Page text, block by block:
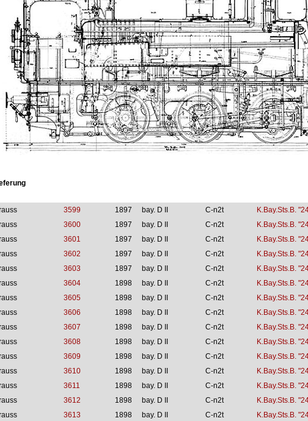
3599 1897 bay. D II C-n2t
K.Bay.Sts.B.
3600 1897 bay. D II C-n2t
K.Bay.Sts.B.
3601 1897 bay. D II C-n2t
K.Bay.Sts.B.
3602 1897 bay. D II C-n2t
K.Bay.Sts.B.
3603 1897 bay. D II C-n2t
K.Bay.Sts.B.
3604 1898 bay. D II C-n2t
K.Bay.Sts.B.
3605 1898 bay. D II C-n2t
K.Bay.Sts.B.
3606 1898 bay. D II C-n2t
K.Bay.Sts.B.
3607 1898 bay. D II C-n2t
K.Bay.Sts.B.
3608 1898 bay. D II C-n2t
K.Bay.Sts.B.
3609 1898 bay. D II C-n2t
K.Bay.Sts.B.
3610 1898 bay. D II C-n2t
K.Bay.Sts.B.
3611 1898 bay. D II C-n2t
K.Bay.Sts.B.
3612 1898 bay. D II C-n2t
K.Bay.Sts.B.
3613 1898 bay. D II C-n2t
K.Bay.Sts.B.